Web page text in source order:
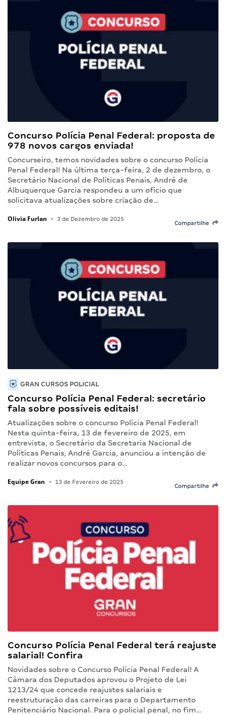
Concurso Polícia Penal Federal: proposta de
978 novos cargos enviada!
Concurseiro, temos novidades sobre o concurso Polícia
Penal Federal! Na última terça-feira, 2 de dezembro, o
Secretário Nacional de Políticas Penais, André de
Albuquerque Garcia respondeu a um ofício que
solicitava atualizações sobre criação de…
Olivia Furlan • 3 de Dezembro de 2025
Compartilhe
GRAN CURSOS POLICIAL
Concurso Polícia Penal Federal: secretário
fala sobre possíveis editais!
Atualizações sobre o concurso Polícia Penal Federal!
Nesta quinta-feira, 13 de fevereiro de 2025, em
entrevista, o Secretário da Secretaria Nacional de
Políticas Penais, André Garcia, anunciou a intenção de
realizar novos concursos para o…
Equipe Gran • 13 de Fevereiro de 2025
Compartilhe
Concurso Polícia Penal Federal terá reajuste
salarial! Confira
Novidades sobre o Concurso Polícia Penal Federal! A
Câmara dos Deputados aprovou o Projeto de Lei
1213/24 que concede reajustes salariais e
reestruturação das carreiras para o Departamento
Penitenciário Nacional. Para o policial penal, no fim…